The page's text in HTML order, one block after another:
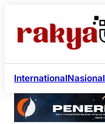
InternationalNasional